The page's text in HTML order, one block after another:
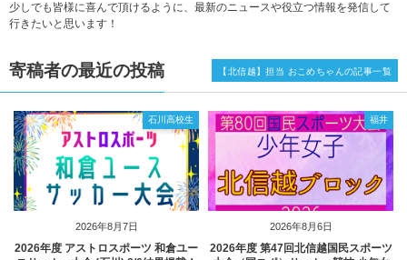
少しでも皆様に喜んで頂けるように、最新のニュースや役立つ情報を発信して
行きたいと思います！
寄稿者の最近の投稿
2026年8月7日
石川高校生
2026年度 アストロスポーツ 和倉ユー
2026年8月6日
福井
2026年度 第47回北信越国民スポーツ
【北信越】担当 おこめちゃんの記事一覧